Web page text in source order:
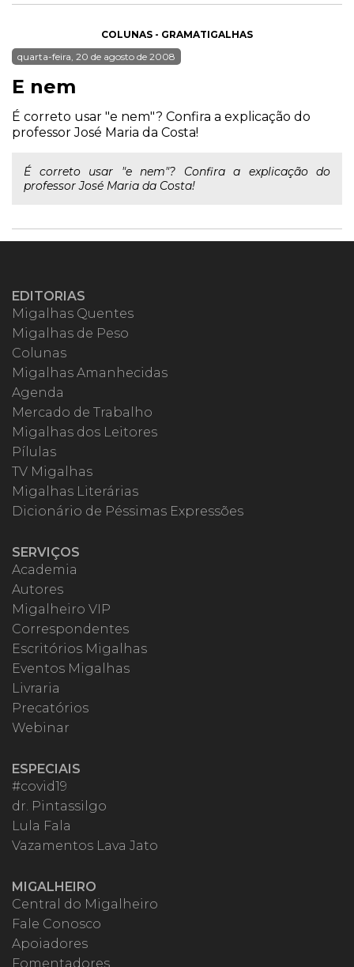
COLUNAS - GRAMATIGALHAS
quarta-feira, 20 de agosto de 2008
E nem
É correto usar "e nem"? Confira a explicação do
professor José Maria da Costa!
É correto usar "e nem"? Confira a explicação do
professor José Maria da Costa!
EDITORIAS
Migalhas Quentes
Migalhas de Peso
Colunas
Migalhas Amanhecidas
Agenda
Mercado de Trabalho
Migalhas dos Leitores
Pílulas
TV Migalhas
Migalhas Literárias
Dicionário de Péssimas Expressões
SERVIÇOS
Academia
Autores
Migalheiro VIP
Correspondentes
Escritórios Migalhas
Eventos Migalhas
Livraria
Precatórios
Webinar
ESPECIAIS
#covid19
dr. Pintassilgo
Lula Fala
Vazamentos Lava Jato
MIGALHEIRO
Central do Migalheiro
Fale Conosco
Apoiadores
Fomentadores